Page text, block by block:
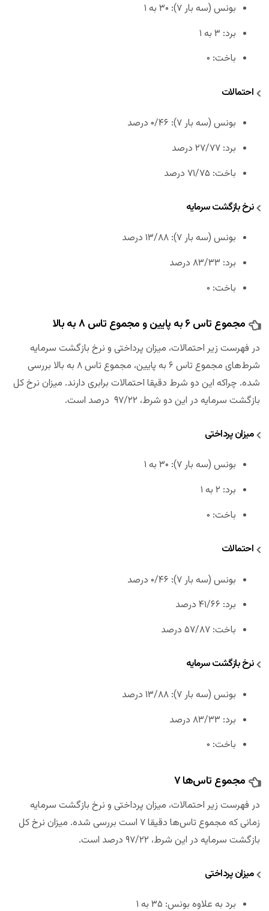
بونس (سه بار ۷): ۳۰ به ۱
برد: ۳ به ۱
باخت: ۰
احتمالات
بونس (سه بار ۷): ۰/۴۶ درصد
برد: ۲۷/۷۷ درصد
باخت: ۷۱/۷۵ درصد
نرخ بازگشت سرمایه
بونس (سه بار ۷): ۱۳/۸۸ درصد
برد: ۸۳/۳۳ درصد
باخت: ۰
مجموع تاس ۶ به پایین و مجموع تاس ۸ به بالا
در فهرست زیر احتمالات، میزان پرداختی و نرخ بازگشت سرمایه
شرط‌های مجموع تاس ۶ به پایین، مجموع تاس ۸ به بالا بررسی
شده‌. چراکه این دو شرط دقیقا احتمالات برابری دارند. میزان نرخ کل
بازگشت سرمایه در این دو شرط، ۹۷/۲۲ درصد است.
میزان پرداختی
بونس (سه بار ۷): ۳۰ به ۱
برد: ۲ به ۱
باخت: ۰
احتمالات
بونس (سه بار ۷): ۰/۴۶ درصد
برد: ۴۱/۶۶ درصد
باخت: ۵۷/۸۷ درصد
نرخ بازگشت سرمایه
بونس (سه بار ۷): ۱۳/۸۸ درصد
برد: ۸۳/۳۳ درصد
باخت: ۰
مجموع تاس‌ها ۷
در فهرست زیر احتمالات، میزان پرداختی و نرخ بازگشت سرمایه
زمانی که مجموع تاس‌ها دقیقا ۷ است بررسی شده‌. میزان نرخ کل
بازگشت سرمایه در این شرط، ۹۷/۲۲ درصد است.
میزان پرداختی
برد به علاوه بونس: ۳۵ به ۱